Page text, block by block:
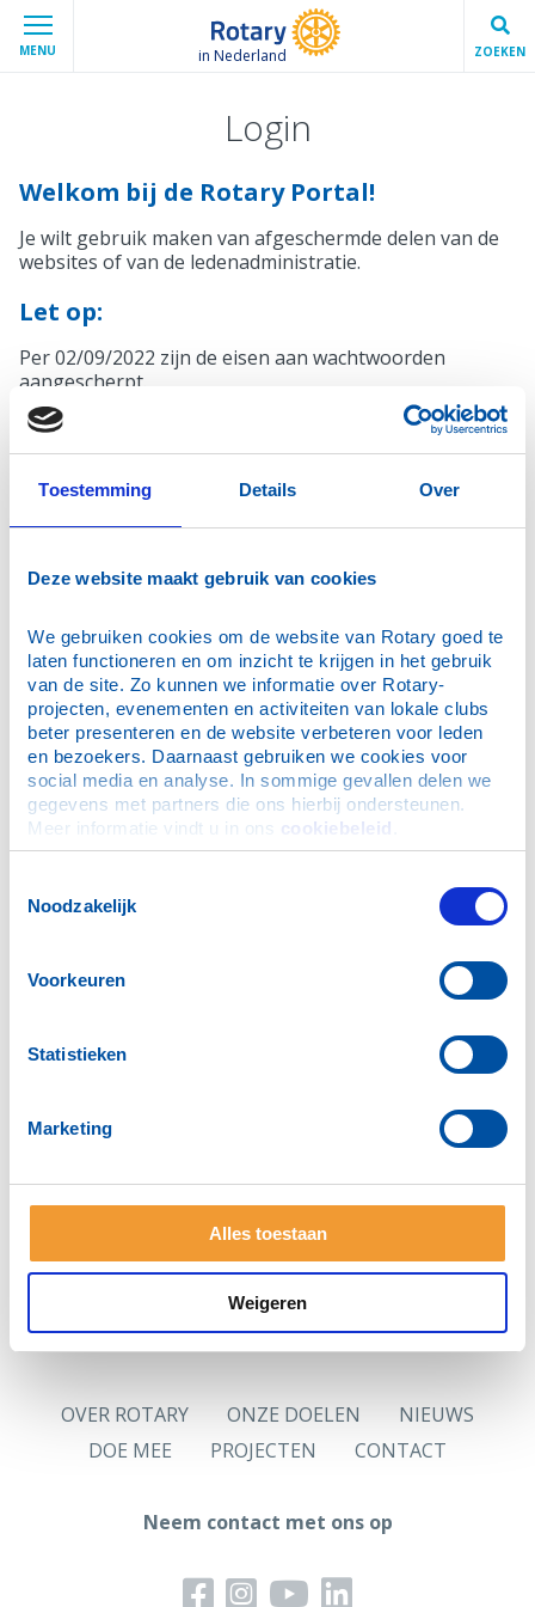
Toestemming Details Over
Deze website maakt gebruik van cookies
We gebruiken cookies om de website van Rotary goed te
laten functioneren en om inzicht te krijgen in het gebruik
van de site. Zo kunnen we informatie over Rotary-
projecten, evenementen en activiteiten van lokale clubs
beter presenteren en de website verbeteren voor leden
en bezoekers. Daarnaast gebruiken we cookies voor
social media en analyse. In sommige gevallen delen we
gegevens met partners die ons hierbij ondersteunen.
Meer informatie vindt u in ons cookiebeleid
Noodzakelijk
Voorkeuren
Statistieken
Marketing
Alles toestaan
Weigeren
MENU in Nederland ZOEKEN
Login
Welkom bij de Rotary Portal!
Je wilt gebruik maken van afgeschermde delen van de
websites of van de ledenadministratie.
Let op:
Per 02/09/2022 zijn de eisen aan wachtwoorden
aangescherpt.
Mocht je wachtwoord niet voldoen, krijg je bij het
inloggen automatisch een melding en de mogelijkheid
een nieuw wachtwoord in te stellen.
Inloggen
Wachtwoord*
Dit is mijn privécomputer, onthoud mijn login (je blijft
maximaal 30 dagen ingelogd)
N.B. De inloggegevens zijn ook geldig voor de Rotary
Hulp bij inloggen
Vraag dan eerst
Hoofdlettergevoelig
Let op: Je wachtwoord is hoofdlettergevoelig.
Jouw in de ledenadministratie opgenomen persoonlijk
e-mailadres is jouw gebruikersnaam.
OVER ROTARY ONZE DOELEN
NIEUWS
DOE MEE
PROJECTEN CONTACT
Neem contact met ons op